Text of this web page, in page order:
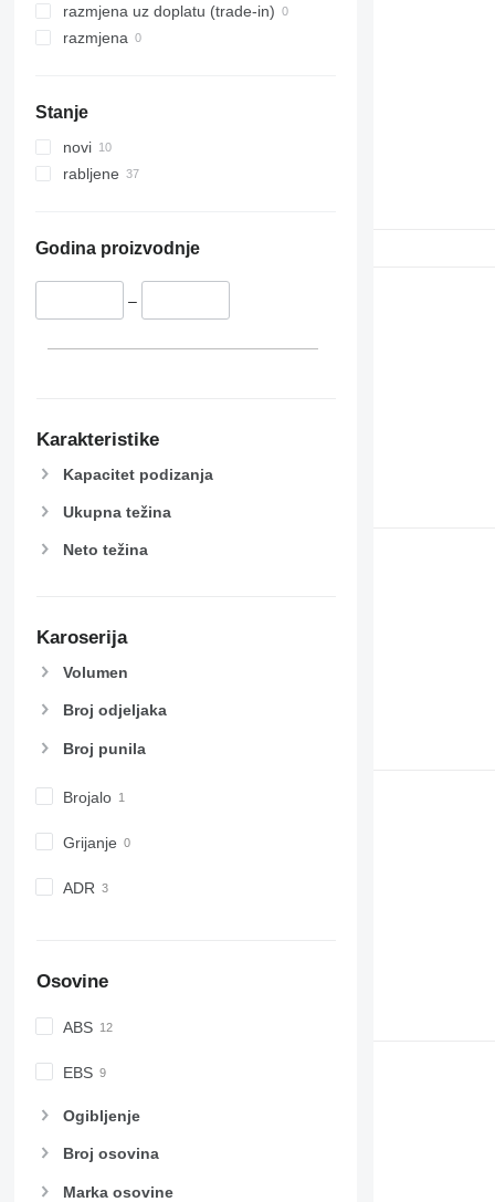
razmjena uz doplatu (trade-in)
razmjena
Stanje
novi
rabljene
Godina proizvodnje
–
Karakteristike
Kapacitet podizanja
Ukupna težina
Neto težina
Karoserija
Volumen
Broj odjeljaka
Broj punila
Brojalo
Grijanje
ADR
Osovine
ABS
EBS
Ogibljenje
Broj osovina
Marka osovine